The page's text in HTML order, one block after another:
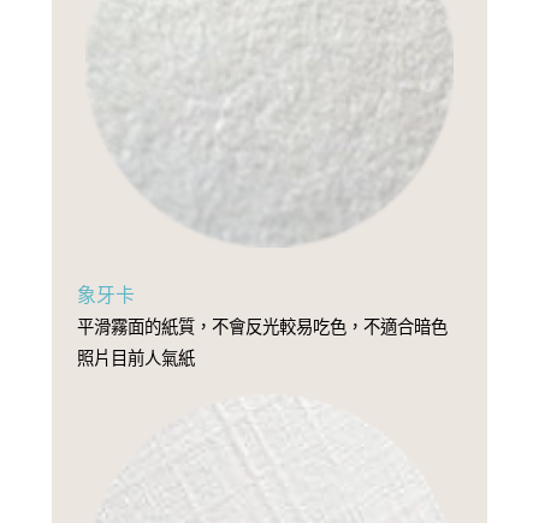
象牙卡
平滑霧面的紙質，不會反光較易吃色，不適合暗色
照片目前人氣紙